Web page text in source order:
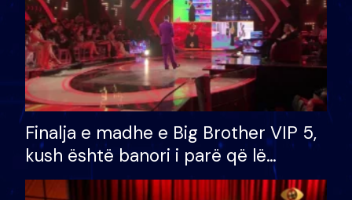
Finalja e madhe e Big Brother VIP 5,
kush është banori i parë që lë
shtëpinë dhe humb mundësinë për